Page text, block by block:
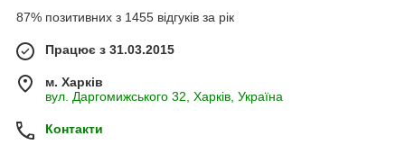
87% позитивних з 1455 відгуків за рік
Працює з 31.03.2015
м. Харків
вул. Даргомижського 32, Харків, Україна
Контакти